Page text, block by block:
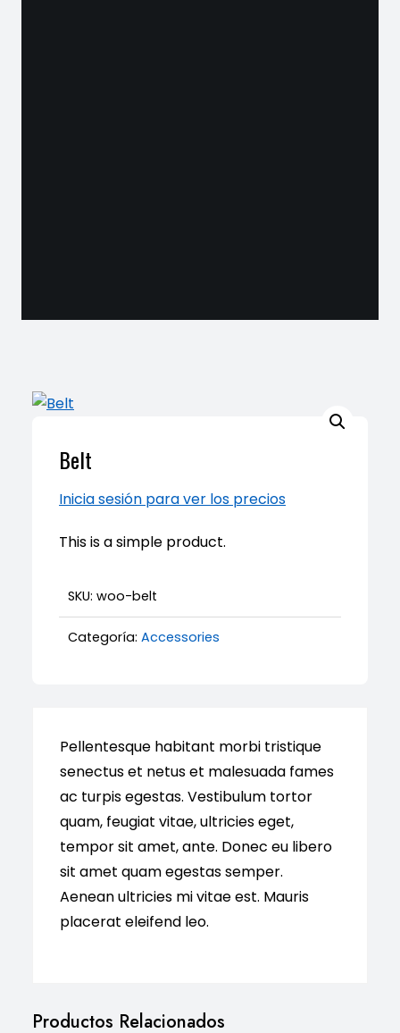
Belt
Inicia sesión para ver los precios
This is a simple product.
SKU: woo-belt
Categoría: Accessories
Pellentesque habitant morbi tristique
senectus et netus et malesuada fames
ac turpis egestas. Vestibulum tortor
quam, feugiat vitae, ultricies eget,
tempor sit amet, ante. Donec eu libero
sit amet quam egestas semper.
Aenean ultricies mi vitae est. Mauris
placerat eleifend leo.
Productos Relacionados